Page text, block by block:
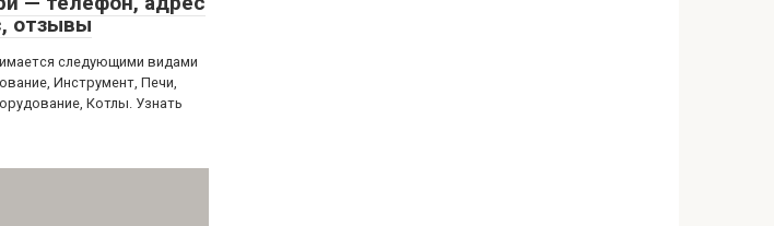
отзывы
следующими видами
Инструмент, Печи,
Котлы. Узнать